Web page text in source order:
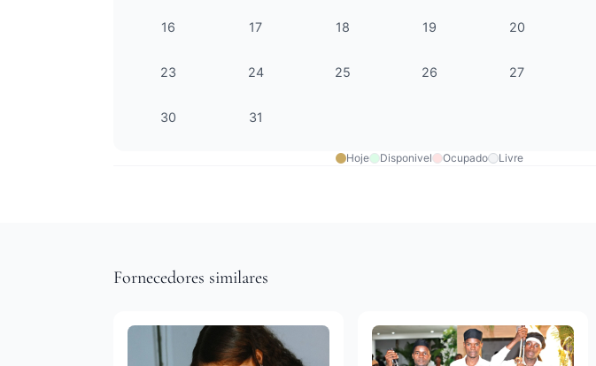
16 17 18 19 20
23 24 25 26 27
30 31
Hoje Disponivel Ocupado Livre
Fornecedores similares